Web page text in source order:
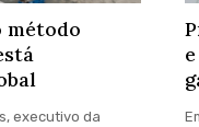
método
executivo da